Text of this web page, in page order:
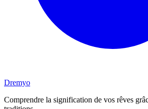
Dremyo
Comprendre la signification de vos rêves